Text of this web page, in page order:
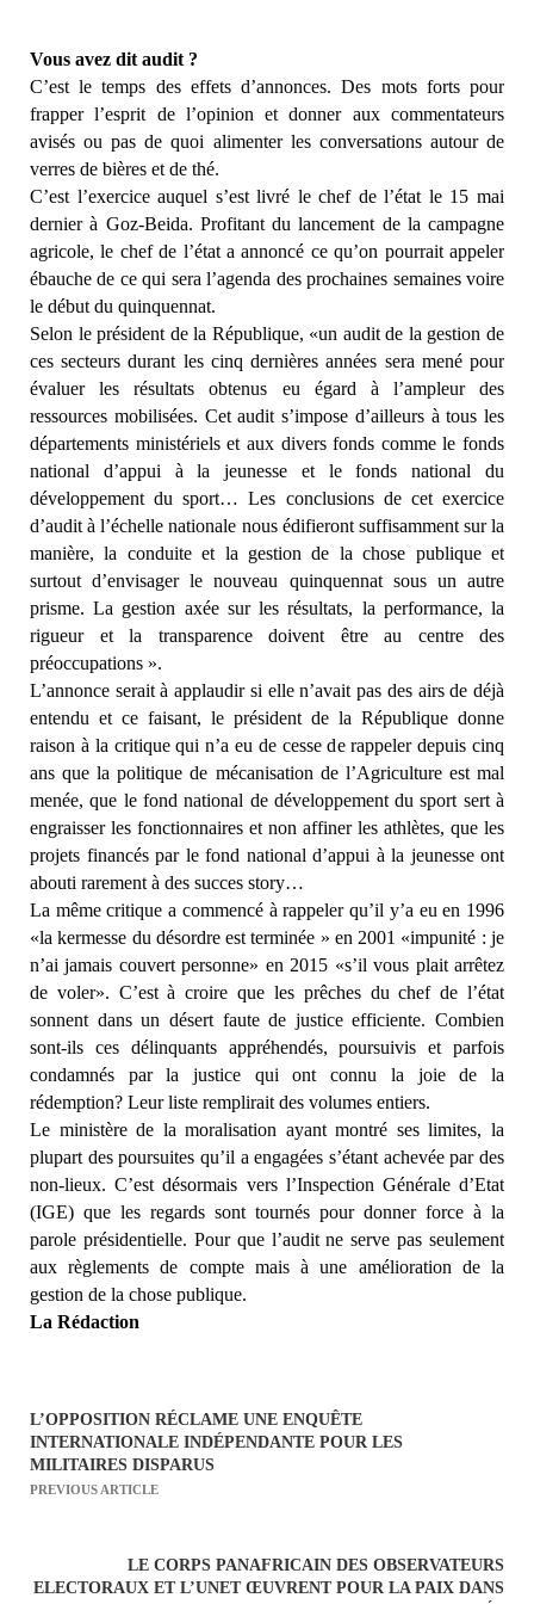
Vous avez dit audit ?
C’est le temps des effets d’annonces. Des mots forts pour
frapper l’esprit de l’opinion et donner aux commentateurs
avisés ou pas de quoi alimenter les conversations autour de
verres de bières et de thé.
C’est l’exercice auquel s’est livré le chef de l’état le 15 mai
dernier à Goz-Beida. Profitant du lancement de la campagne
agricole, le chef de l’état a annoncé ce qu’on pourrait appeler
ébauche de ce qui sera l’agenda des prochaines semaines voire
le début du quinquennat.
Selon le président de la République, «un audit de la gestion de
ces secteurs durant les cinq dernières années sera mené pour
évaluer les résultats obtenus eu égard à l’ampleur des
ressources mobilisées. Cet audit s’impose d’ailleurs à tous les
départements ministériels et aux divers fonds comme le fonds
national d’appui à la jeunesse et le fonds national du
développement du sport… Les conclusions de cet exercice
d’audit à l’échelle nationale nous édifieront suffisamment sur la
manière, la conduite et la gestion de la chose publique et
surtout d’envisager le nouveau quinquennat sous un autre
prisme. La gestion axée sur les résultats, la performance, la
rigueur et la transparence doivent être au centre des
préoccupations ».
L’annonce serait à applaudir si elle n’avait pas des airs de déjà
entendu et ce faisant, le président de la République donne
raison à la critique qui n’a eu de cesse de rappeler depuis cinq
ans que la politique de mécanisation de l’Agriculture est mal
menée, que le fond national de développement du sport sert à
engraisser les fonctionnaires et non affiner les athlètes, que les
projets financés par le fond national d’appui à la jeunesse ont
abouti rarement à des succes story…
La même critique a commencé à rappeler qu’il y’a eu en 1996
«la kermesse du désordre est terminée » en 2001 «impunité : je
n’ai jamais couvert personne» en 2015 «s’il vous plait arrêtez
de voler». C’est à croire que les prêches du chef de l’état
sonnent dans un désert faute de justice efficiente. Combien
sont-ils ces délinquants appréhendés, poursuivis et parfois
condamnés par la justice qui ont connu la joie de la
rédemption? Leur liste remplirait des volumes entiers.
Le ministère de la moralisation ayant montré ses limites, la
plupart des poursuites qu’il a engagées s’étant achevée par des
non-lieux. C’est désormais vers l’Inspection Générale d’Etat
(IGE) que les regards sont tournés pour donner force à la
parole présidentielle. Pour que l’audit ne serve pas seulement
aux règlements de compte mais à une amélioration de la
gestion de la chose publique.
La Rédaction
N
a
v
a
L’OPPOSITION RÉCLAME UNE ENQUÊTE
INTERNATIONALE INDÉPENDANTE POUR LES
MILITAIRES DISPARUS
PREVIOUS ARTICLE
LE CORPS PANAFRICAIN DES OBSERVATEURS
ELECTORAUX ET L’UNET ŒUVRENT POUR LA PAIX DANS